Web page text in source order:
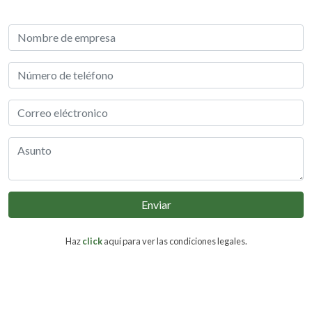
Enviar
Hazclickaquí para ver las condiciones legales.